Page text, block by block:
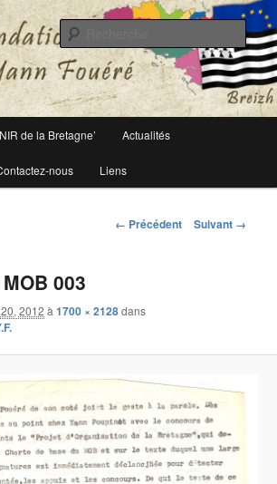
Yann Fouéré
Yann Fouéré
de la Bretagne’ Actualités
nous Liens
Navigation
← Précédent Suivant →
003
2012 à1700 × 2128dans